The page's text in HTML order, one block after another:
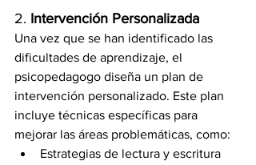
2. Intervención Personalizada
Una vez que se han identificado las
dificultades de aprendizaje, el
psicopedagogo diseña un plan de
intervención personalizado. Este plan
incluye técnicas específicas para
mejorar las áreas problemáticas, como:
Estrategias de lectura y escritura